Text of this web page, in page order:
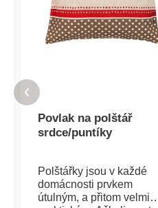
Povlak na polštář
srdce/puntíky
Polštářky jsou v každé
domácnosti prvkem
útulným, a přitom velmi